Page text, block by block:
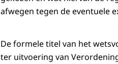
afwegen tegen de eventuele
De formele titel van het
ter uitvoering van